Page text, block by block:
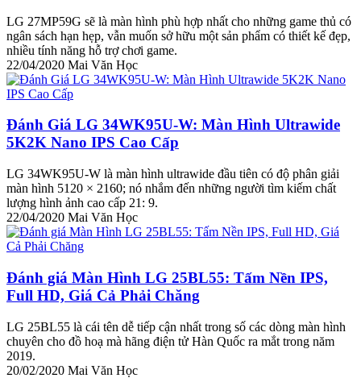
LG 27MP59G sẽ là màn hình phù hợp nhất cho những game thủ có
ngân sách hạn hẹp, vẫn muốn sở hữu một sản phẩm có thiết kế đẹp,
nhiều tính năng hỗ trợ chơi game.
22/04/2020 Mai Văn Học
Đánh Giá LG 34WK95U-W: Màn Hình Ultrawide
5K2K Nano IPS Cao Cấp
LG 34WK95U-W là màn hình ultrawide đầu tiên có độ phân giải
màn hình 5120 × 2160; nó nhắm đến những người tìm kiếm chất
lượng hình ảnh cao cấp 21: 9.
22/04/2020 Mai Văn Học
Đánh giá Màn Hình LG 25BL55: Tấm Nền IPS,
Full HD, Giá Cả Phải Chăng
LG 25BL55 là cái tên dễ tiếp cận nhất trong số các dòng màn hình
chuyên cho đồ hoạ mà hãng điện tử Hàn Quốc ra mắt trong năm
2019.
20/02/2020 Mai Văn Học